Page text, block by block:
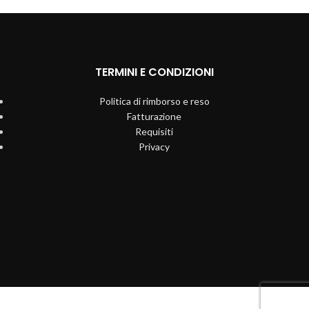
TERMINI E CONDIZIONI
Politica di rimborso e reso
Fatturazione
Requisiti
Privacy